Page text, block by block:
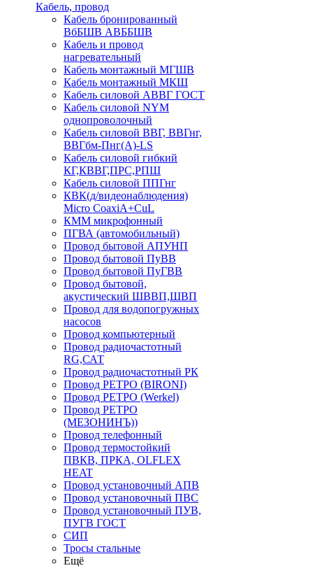
Кабель, провод
Кабель бронированный
ВбБШВ АВББШВ
Кабель и провод
нагревательный
Кабель монтажный МГШВ
Кабель монтажный МКШ
Кабель силовой АВВГ ГОСТ
Кабель силовой NYM
однопроволочный
Кабель силовой ВВГ, ВВГнг,
ВВГбм-Пнг(А)-LS
Кабель силовой гибкий
КГ,КВВГ,ПРС,РПШ
Кабель силовой ППГнг
КВК(д/видеонаблюдения)
Micro CoaxiA+CuL
КММ микрофонный
ПГВА (автомобильный)
Провод бытовой АПУНП
Провод бытовой ПуВВ
Провод бытовой ПуГВВ
Провод бытовой,
акустический ШВВП,ШВП
Провод для водопогружных
насосов
Провод компьютерный
Провод радиочастотный
RG,САТ
Провод радиочастотный РК
Провод РЕТРО (BIRONI)
Провод РЕТРО (Werkel)
Провод РЕТРО
(МЕЗОНИНЪ))
Провод телефонный
Провод термостойкий
ПВКВ, ПРКА, OLFLEX
HEAT
Провод установочный АПВ
Провод установочный ПВС
Провод установочный ПУВ,
ПУГВ ГОСТ
СИП
Тросы стальные
Ещё